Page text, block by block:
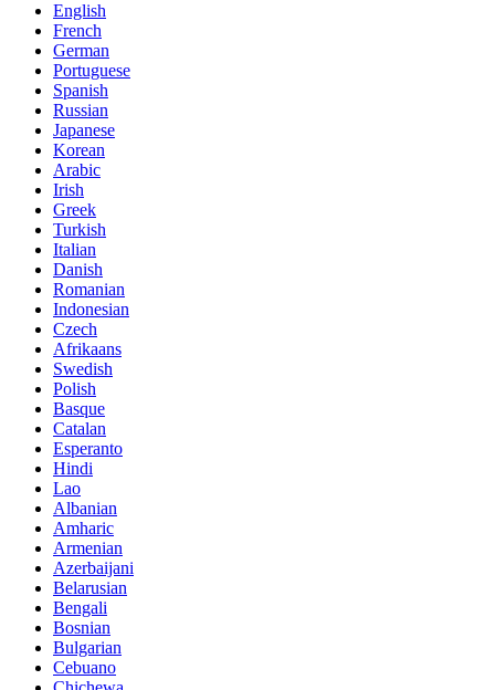
English
French
German
Portuguese
Spanish
Russian
Japanese
Korean
Arabic
Irish
Greek
Turkish
Italian
Danish
Romanian
Indonesian
Czech
Afrikaans
Swedish
Polish
Basque
Catalan
Esperanto
Hindi
Lao
Albanian
Amharic
Armenian
Azerbaijani
Belarusian
Bengali
Bosnian
Bulgarian
Cebuano